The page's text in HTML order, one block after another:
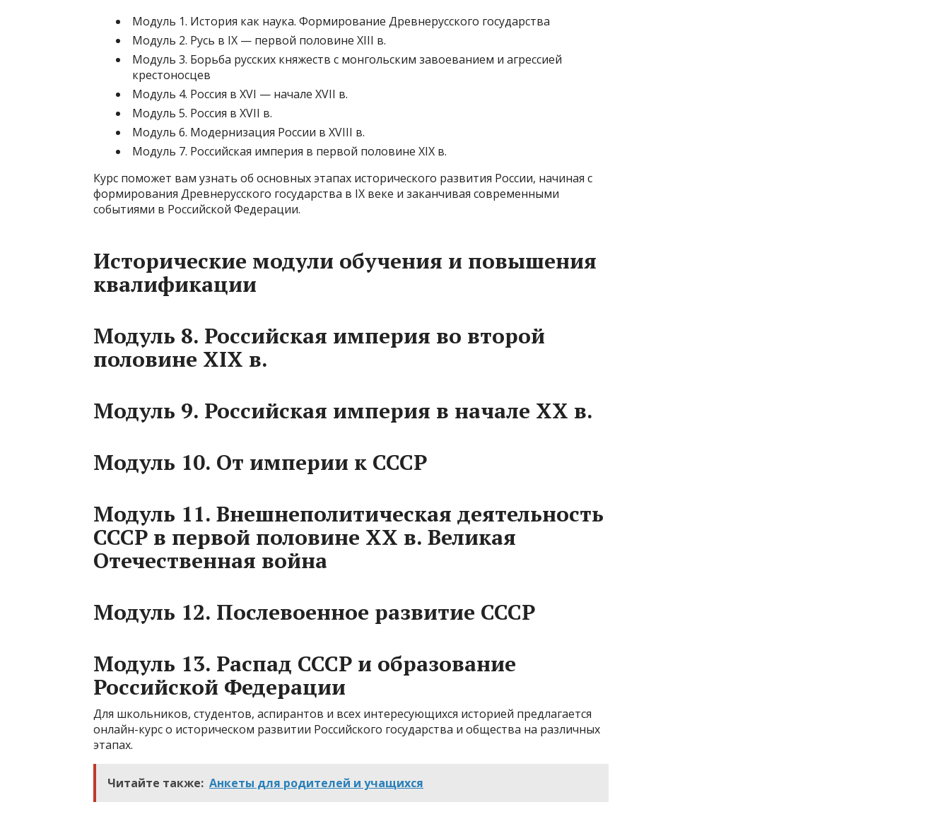
Модуль 1. История как наука. Формирование Древнерусского государства
Модуль 2. Русь в IX — первой половине XIII в.
Модуль 3. Борьба русских княжеств с монгольским завоеванием и агрессией
крестоносцев
Модуль 4. Россия в XVI — начале XVII в.
Модуль 5. Россия в XVII в.
Модуль 6. Модернизация России в XVIII в.
Модуль 7. Российская империя в первой половине XIX в.
Курс поможет вам узнать об основных этапах исторического развития России, начиная с
формирования Древнерусского государства в IX веке и заканчивая современными
событиями в Российской Федерации.
Исторические модули обучения и повышения
квалификации
Модуль 8. Российская империя во второй
половине XIX в.
Модуль 9. Российская империя в начале XX в.
Модуль 10. От империи к СССР
Модуль 11. Внешнеполитическая деятельность
СССР в первой половине XX в. Великая
Отечественная война
Модуль 12. Послевоенное развитие СССР
Модуль 13. Распад СССР и образование
Российской Федерации
Для школьников, студентов, аспирантов и всех интересующихся историей предлагается
онлайн-курс о историческом развитии Российского государства и общества на различных
этапах.
Читайте также: Анкеты для родителей и учащихся